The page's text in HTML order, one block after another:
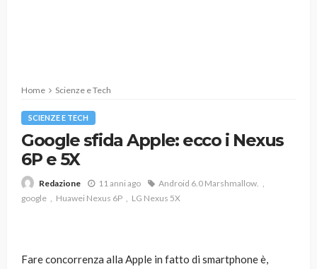
Home Scienze e Tech
SCIENZE E TECH
Google sfida Apple: ecco i Nexus
6P e 5X
Redazione 11 anni ago
Android 6.0 Marshmallow.
google
Huawei Nexus 6P LG Nexus 5X
Fare concorrenza alla Apple in fatto di smartphone è,